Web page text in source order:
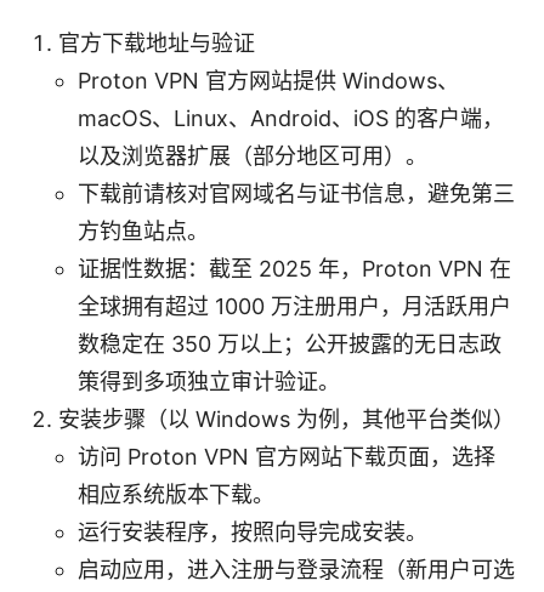
官方下载地址与验证
Proton VPN 官方网站提供 Windows、
macOS、Linux、Android、iOS 的客户端，
以及浏览器扩展（部分地区可用）。
下载前请核对官网域名与证书信息，避免第三
方钓鱼站点。
证据性数据：截至 2025 年，Proton VPN 在
全球拥有超过 1000 万注册用户，月活跃用户
数稳定在 350 万以上；公开披露的无日志政
策得到多项独立审计验证。
安装步骤（以 Windows 为例，其他平台类似）
访问 Proton VPN 官方网站下载页面，选择
相应系统版本下载。
运行安装程序，按照向导完成安装。
启动应用，进入注册与登录流程（新用户可选